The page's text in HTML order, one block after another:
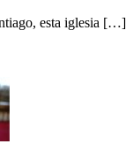
esta iglesia […]